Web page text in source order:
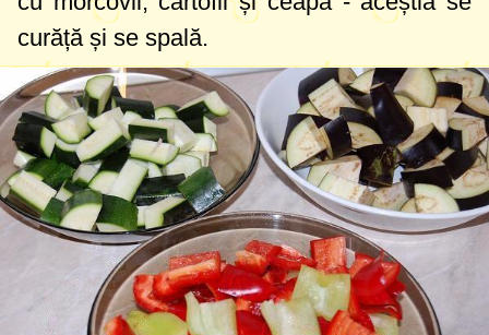
curăță și se spală.